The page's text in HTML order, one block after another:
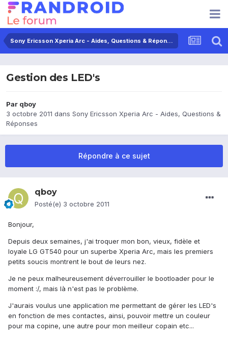
Sony Ericsson Xperia Arc - Aides, Questions & Réponses
Gestion des LED's
Par qboy
3 octobre 2011 dans Sony Ericsson Xperia Arc - Aides, Questions &
Réponses
Répondre à ce sujet
qboy
Posté(e) 3 octobre 2011
Bonjour,
Depuis deux semaines, j'ai troquer mon bon, vieux, fidèle et
loyale LG GT540 pour un superbe Xperia Arc, mais les premiers
petits soucis montrent le bout de leurs nez.
Je ne peux malheureusement déverrouiller le bootloader pour le
moment :/, mais là n'est pas le problème.
J'aurais voulus une application me permettant de gérer les LED's
en fonction de mes contactes, ainsi, pouvoir mettre un couleur
pour ma copine, une autre pour mon meilleur copain etc...